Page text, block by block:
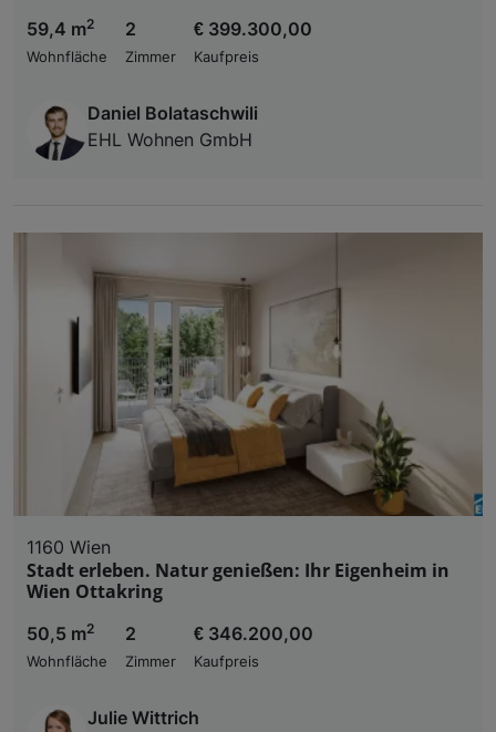
59,4 m2
Wohnfläche
2
Zimmer
€ 399.300,00
Kaufpreis
Daniel Bolataschwili
EHL Wohnen GmbH
1160 Wien
Stadt erleben. Natur genießen: Ihr Eigenheim in
Wien Ottakring
50,5 m2
Wohnfläche
2
Zimmer
€ 346.200,00
Kaufpreis
Julie Wittrich